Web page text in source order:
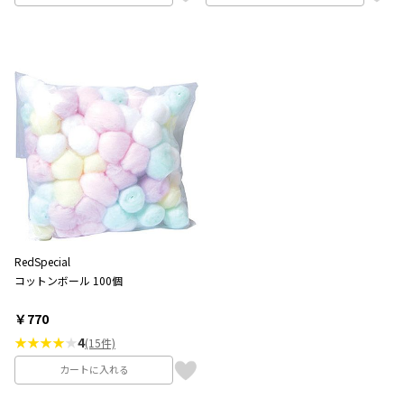
RedSpecial
コットンボール 100個
￥770
★★★★★4(15件)
カートに入れる